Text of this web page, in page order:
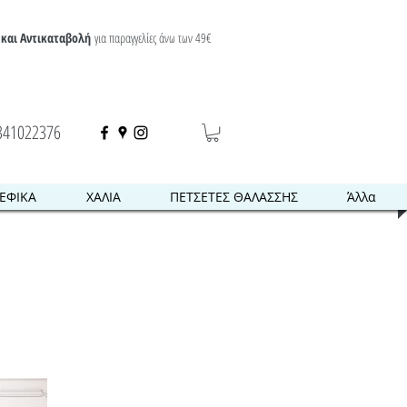
Αντικαταβολή για παραγγελίες άνω των 49€
ΧΑΛΙΑ ΠΕΤΣΕΤΕΣ ΘΑΛΑΣΣΗΣ Άλλα